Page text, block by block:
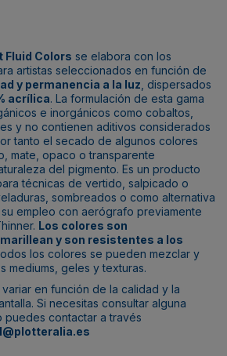
Colors se elabora con los
artistas seleccionados en función de
y permanencia a la luz , dispersados
acrílica. La formulación de esta gama
e inorgánicos como cobaltos,
y no contienen aditivos considerados
tanto el secado de algunos colores
mate, opaco o transparente
del pigmento. Es un producto
técnicas de vertido, salpicado o
sombreados o como alternativa
empleo con aerógrafo previamente
Los colores son
y son resistentes a los
los colores se pueden mezclar y
mediums, geles y texturas.
en función de la calidad y la
Si necesitas consultar alguna
contactar a través